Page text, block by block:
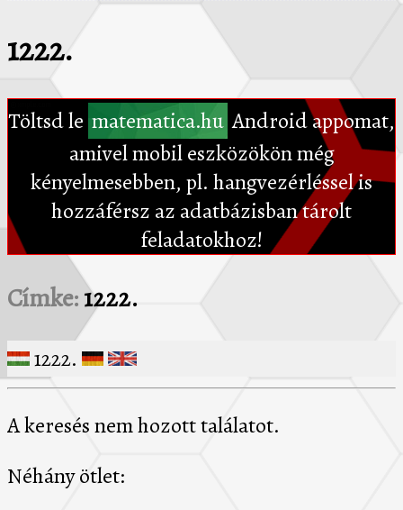
1222.
Töltsd le matematica.hu Android appomat,
amivel mobil eszközökön még
kényelmesebben, pl. hangvezérléssel is
hozzáférsz az adatbázisban tárolt
feladatokhoz!
Címke:1222.
1222.
A keresés nem hozott találatot.
Néhány ötlet: